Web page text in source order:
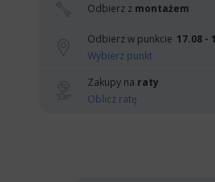
Odbierz z montażem
Odbierz w punkcie 17.08 -
Wybierz punkt
Zakupy na raty
Oblicz ratę